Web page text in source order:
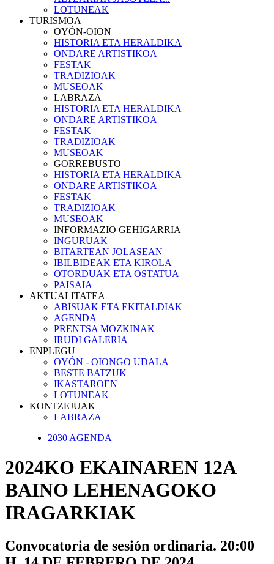
LOTUNEAK
TURISMOA
OYÓN-OION
HISTORIA ETA HERALDIKA
ONDARE ARTISTIKOA
FESTAK
TRADIZIOAK
MUSEOAK
LABRAZA
HISTORIA ETA HERALDIKA
ONDARE ARTISTIKOA
FESTAK
TRADIZIOAK
MUSEOAK
GORREBUSTO
HISTORIA ETA HERALDIKA
ONDARE ARTISTIKOA
FESTAK
TRADIZIOAK
MUSEOAK
INFORMAZIO GEHIGARRIA
INGURUAK
BITARTEAN JOLASEAN
IBILBIDEAK ETA KIROLA
OTORDUAK ETA OSTATUA
PAISAIA
AKTUALITATEA
ABISUAK ETA EKITALDIAK
AGENDA
PRENTSA MOZKINAK
IRUDI GALERIA
ENPLEGU
OYÓN - OIONGO UDALA
BESTE BATZUK
IKASTAROEN
LOTUNEAK
KONTZEJUAK
LABRAZA
2030 AGENDA
2024KO EKAINAREN 12A
BAINO LEHENAGOKO
IRAGARKIAK
Convocatoria de sesión ordinaria. 20:00